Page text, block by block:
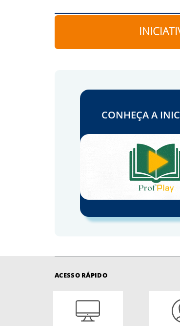
CONHEÇA A
ACESSO RÁPIDO